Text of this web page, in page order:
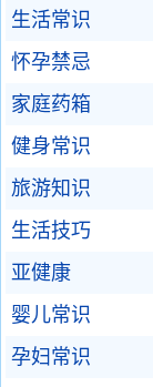
生活常识
怀孕禁忌
家庭药箱
健身常识
旅游知识
生活技巧
亚健康
婴儿常识
孕妇常识